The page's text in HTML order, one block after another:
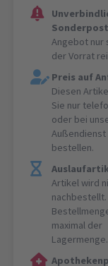
Angebot nur
der Vorrat
Preis auf
Diesen
Sie nur
oder bei
Außendienst
bestellen.
Artikel wird
nachbestellt.
maximal der
Lagermenge.